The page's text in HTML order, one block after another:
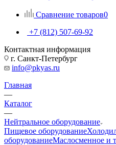
Сравнение товаров0
+7 (812) 507-69-92
Контактная информация
г. Санкт-Петербург
info@pkyas.ru
Главная
—
Каталог
—
Нейтральное оборудование
Пищевое оборудование
оборудованиеМаслосменное и